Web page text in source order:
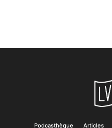
Podcasthèque Articles